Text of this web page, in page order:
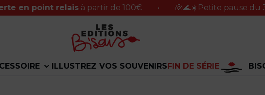
relaisà partir de 100€ 🐚🌊☀️Petite pause du 31 juillet
ILLUSTREZ VOS SOUVENIRSFIN DE SÉRIE